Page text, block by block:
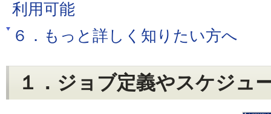
利用可能
６．もっと詳しく知りたい方へ
１．ジョブ定義やスケジュ